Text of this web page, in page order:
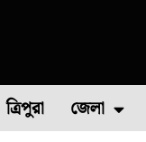
ত্রিপুরা জেলা